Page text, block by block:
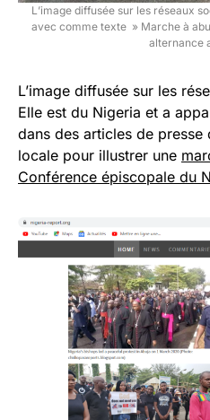
L’image diffusée sur les réseaux
avec comme texte » Marche à
alternance
L’image diffusée sur les
Elle est du Nigeria et a
dans des articles de presse
locale pour illustrer une
Conférence épiscopale du